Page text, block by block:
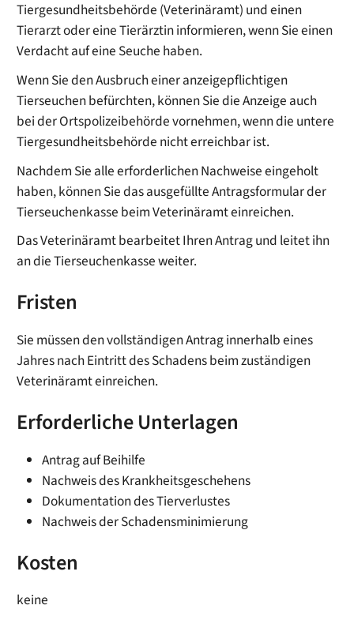
Tiergesundheitsbehörde (Veterinäramt) und einen
Tierarzt oder eine Tierärztin informieren, wenn Sie einen
Verdacht auf eine Seuche haben.
Wenn Sie den Ausbruch einer anzeigepflichtigen
Tierseuchen befürchten, können Sie die Anzeige auch
bei der Ortspolizeibehörde vornehmen, wenn die untere
Tiergesundheitsbehörde nicht erreichbar ist.
Nachdem Sie alle erforderlichen Nachweise eingeholt
haben, können Sie das ausgefüllte Antragsformular der
Tierseuchenkasse beim Veterinäramt einreichen.
Das Veterinäramt bearbeitet Ihren Antrag und leitet ihn
an die Tierseuchenkasse weiter.
Fristen
Sie müssen den vollständigen Antrag innerhalb eines
Jahres nach Eintritt des Schadens beim zuständigen
Veterinäramt einreichen.
Erforderliche Unterlagen
Antrag auf Beihilfe
Nachweis des Krankheitsgeschehens
Dokumentation des Tierverlustes
Nachweis der Schadensminimierung
Kosten
keine